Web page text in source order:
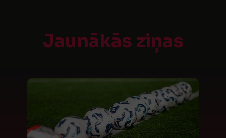
Jaunākās ziņas